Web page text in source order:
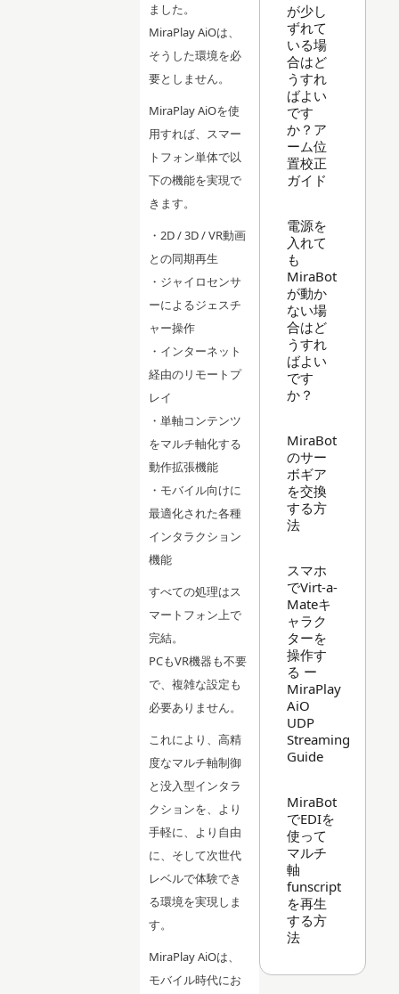
ました。
MiraPlay AiOは、
そうした環境を必
要としません。
MiraPlay AiOを使
用すれば、スマー
トフォン単体で以
下の機能を実現で
きます。
・2D / 3D / VR動画
との同期再生
・ジャイロセンサ
ーによるジェスチ
ャー操作
・インターネット
経由のリモートプ
レイ
・単軸コンテンツ
をマルチ軸化する
動作拡張機能
・モバイル向けに
最適化された各種
インタラクション
機能
すべての処理はス
マートフォン上で
完結。
PCもVR機器も不要
で、複雑な設定も
必要ありません。
これにより、高精
度なマルチ軸制御
と没入型インタラ
クションを、より
手軽に、より自由
に、そして次世代
レベルで体験でき
る環境を実現しま
す。
MiraPlay AiOは、
モバイル時代にお
が少し
ずれて
いる場
合はど
うすれ
ばよい
です
か？ア
ーム位
置校正
ガイド
電源を
入れて
も
MiraBot
が動か
ない場
合はど
うすれ
ばよい
です
か？
MiraBot
のサー
ボギア
を交換
する方
法
スマホ
でVirt-a-
Mateキ
ャラク
ターを
操作す
る ー
MiraPlay
AiO
UDP
Streaming
Guide
MiraBot
でEDIを
使って
マルチ
軸
funscript
を再生
する方
法